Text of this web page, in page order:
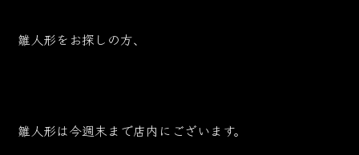
雛人形をお探しの方、
雛人形は今週末まで店内にございます。